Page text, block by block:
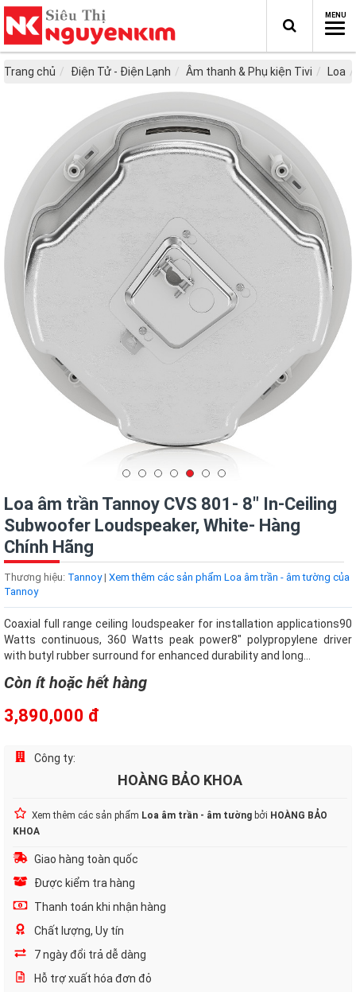
Trang chủ Điện Tử - Điện Lạnh Âm thanh & Phụ kiện Tivi Loa
Loa âm trần Tannoy CVS 801- 8" In-Ceiling
Subwoofer Loudspeaker, White- Hàng
Chính Hãng
Thương hiệu: Tannoy| Xem thêm các sản phẩm Loa âm trần - âm tường của
Tannoy
Coaxial full range ceiling loudspeaker for installation applications90
Watts continuous, 360 Watts peak power8" polypropylene driver
with butyl rubber surround for enhanced durability and long...
Còn ít hoặc hết hàng
3,890,000 đ
Công ty:
HOÀNG BẢO KHOA
Xem thêm các sản phẩm Loa âm trần - âm tường bởi HOÀNG BẢO
KHOA
Giao hàng toàn quốc
Được kiểm tra hàng
Thanh toán khi nhận hàng
Chất lượng, Uy tín
7 ngày đổi trả dễ dàng
Hỗ trợ xuất hóa đơn đỏ